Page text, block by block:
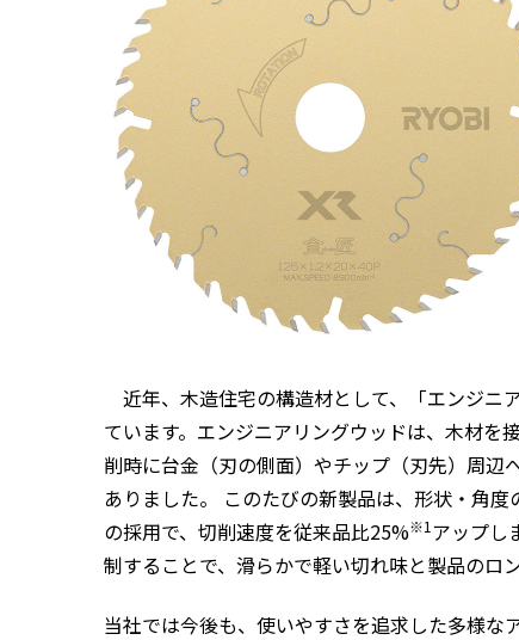
近年、木造住宅の構造材として、「エンジニ
ています。エンジニアリングウッドは、木材を
削時に台金（刃の側面）やチップ（刃先）周
ありました。 このたびの新製品は、形状・角
の採用で、切削速度を従来品比25%※1 アップし
制することで、滑らかで軽い切れ味と製品のロ
当社では今後も、使いやすさを追求した多様